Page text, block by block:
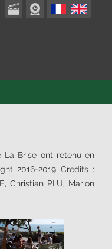
La Brise ont retenu en
2016-2019 Credits :
Christian PLU, Marion